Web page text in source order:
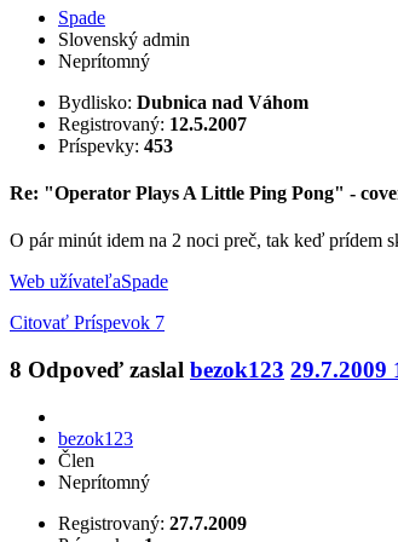
Spade
Slovenský admin
Neprítomný
Bydlisko: Dubnica nad Váhom
Registrovaný: 12.5.2007
Príspevky: 453
Re: "Operator Plays A Little Ping Pong" -
O pár minút idem na 2 noci preč, tak keď prídem
Web užívateľaSpade
Citovať Príspevok 7
8 Odpoveď zaslal bezok123 29.7.2009
bezok123
Člen
Neprítomný
Registrovaný: 27.7.2009